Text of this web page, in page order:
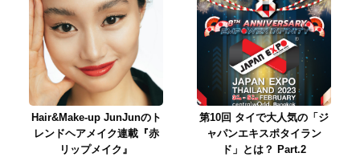
Hair&Make-up JunJunのト
レンドヘアメイク連載『赤
リップメイク』
第10回 タイで大人気の「ジ
ャパンエキスポタイラン
ド」とは？ Part.2